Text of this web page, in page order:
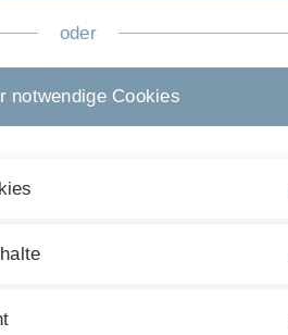
possible
oder
notwendige Cookies